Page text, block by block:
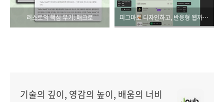
러스트의 핵심 무기: 매크로 피그마로 디자인하고, 반응형 웹까지 만드는 시대
기술의 깊이, 영감의 높이, 배움의 너비